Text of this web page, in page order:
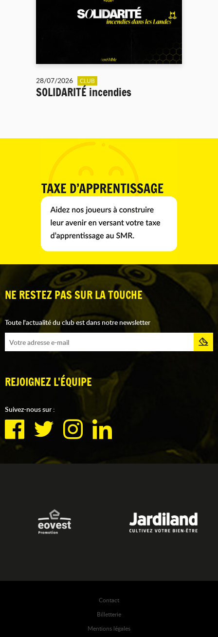
28/07/2026 CLUB
SOLIDARITÉ incendies
NE RESTEZ PAS SUR LA TOUCHE
Toute l'actualité du club est dans notre newsletter
REJOIGNEZ L'ÉQUIPE
Suivez-nous sur :
Contact
Billetterie
Mentions légales